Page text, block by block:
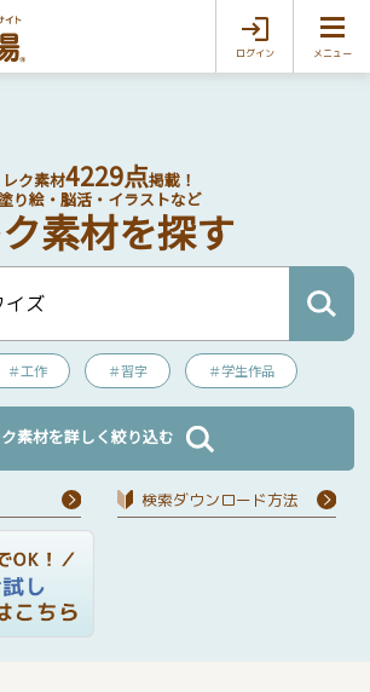
ログイン メニュー
レク素材4229点掲載！
り絵・脳活・イラストなど
素材を探す
＃工作 ＃習字 ＃学生作品
ク素材を詳しく絞り込む
検索ダウンロード⽅法